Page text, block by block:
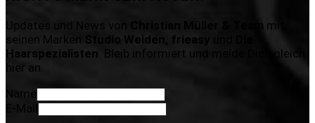
Updates und News von Christian Müller & Team mit
seinen Marken
Studio Weiden, frieasy
Haarspezialisten . Bleib informiert und melde Dich gleich
hier an.
Name